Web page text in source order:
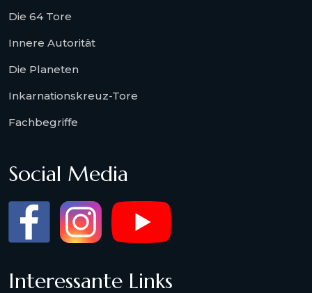
Die 64 Tore
Innere Autorität
Die Planeten
Inkarnationskreuz-Tore
Fachbegriffe
Social Media
Interessante Links